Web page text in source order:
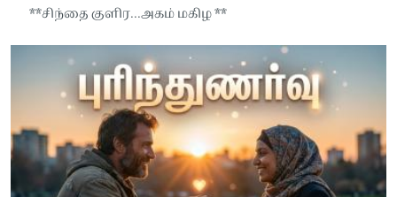
**சிந்தை குளிர...அகம் மகிழ **